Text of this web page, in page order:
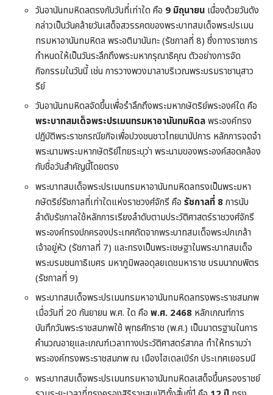
วันอานันทมหิดลตรงกับวันที่เท่าใด คือ 9 มิถุนายนเนื่องด้วยวันดัง
กล่าวเป็นวันคล้ายวันเสด็จสวรรคตของพระบาทสมเด็จพระปรเมน
ทรมหาอานันทมหิดล พระอติมานันทะ (รัชกาลที่ 8) ซึ่งทางราชการ
กำหนดให้เป็นวันระลึกถึงพระมหากรุณาธิคุณ ตัวอย่างการจัด
กิจกรรมในวันนี้ เช่น การวางพวงมาลาบริเวณพระบรมราชานุสาว
รีย์
วันอานันทมหิดลจัดขึ้นเพื่อรำลึกถึงพระมหากษัตริย์พระองค์ใด คือ
พระบาทสมเด็จพระปรเมนทรมหาอานันทมหิดลพระองค์ทรง
ปฏิบัติพระราชกรณียกิจเพื่อปวงชนชาวไทยนานัปการ หลักการจดจำ
พระนามพระมหากษัตริย์ไทยระบุว่า พระนามของพระองค์สอดคล้อง
กับชื่อวันสำคัญนี้โดยตรง
พระบาทสมเด็จพระปรเมนทรมหาอานันทมหิดลทรงเป็นพระมหา
กษัตริย์รัชกาลที่เท่าใดแห่งราชวงศ์จักรี คือ รัชกาลที่ 8การนับ
ลำดับรัชกาลใช้หลักการเรียงลำดับตามประวัติศาสตร์ราชวงศ์จักรี
พระองค์ทรงปกครองประเทศถัดจากพระบาทสมเด็จพระปกเกล้า
เจ้าอยู่หัว (รัชกาลที่ 7) และทรงเป็นพระเชษฐาในพระบาทสมเด็จ
พระบรมชนกาธิเบศร มหาภูมิพลอดุลยเดชมหาราช บรมนาถบพิตร
(รัชกาลที่ 9)
พระบาทสมเด็จพระปรเมนทรมหาอานันทมหิดลทรงพระราชสมภพ
เมื่อวันที่ 20 กันยายน พ.ศ. ใด คือ พ.ศ. 2468หลักเกณฑ์การ
บันทึกวันพระราชสมภพใช้ พุทธศักราช (พ.ศ.) เป็นมาตรฐานในการ
คำนวณอายุและเกณฑ์เวลาทางประวัติศาสตร์สากล ทำให้ทราบว่า
พระองค์ทรงพระราชสมภพ ณ เมืองไฮเดลเบิร์ก ประเทศเยอรมนี
พระบาทสมเด็จพระปรเมนทรมหาอานันทมหิดลเสด็จขึ้นครองราชย์